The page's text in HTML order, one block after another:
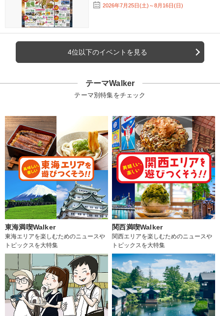
2026年7月25日(土)～8月16日(日)
4位以下のイベントを見る
テーマWalker
テーマ別特集をチェック
東海満喫Walker
東海エリアを楽しむためのニュースや
トピックスを大特集
関西満喫Walker
関西エリアを楽しむためのニュースや
トピックスを大特集